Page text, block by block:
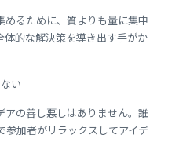
めるために、質よりも量に集中
体的な解決策を導き出す手がか
い
アの善し悪しはありません。誰
参加者がリラックスしてアイデ